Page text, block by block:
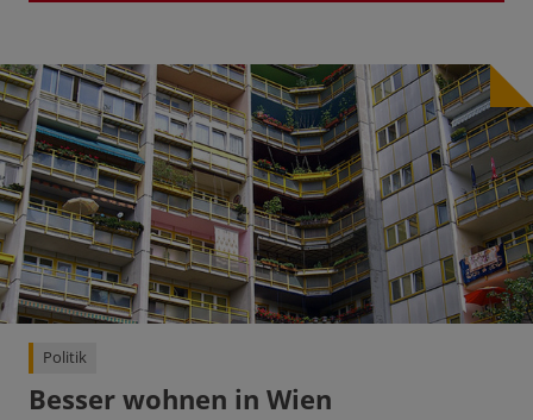
Politik
Besser wohnen in Wien